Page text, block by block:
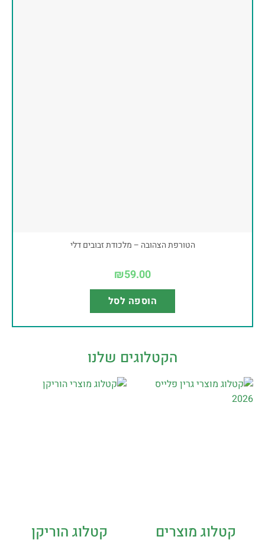
הטורפת הצהובה – מלכודת זבובים דלי
₪59.00
הוספה לסל
הקטלוגים שלנו
קטלוג מוצרים קטלוג הוריקן